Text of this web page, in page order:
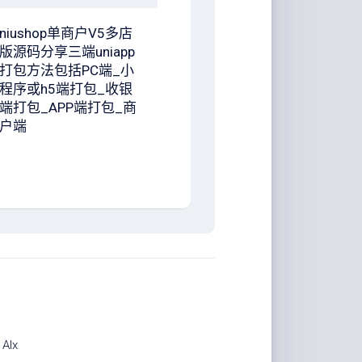
niushop单商户V5多店
版源码分享三端uniapp
打包方法包括PC端_小
程序或h5端打包_收银
端打包_APP端打包_商
户端
Alx.